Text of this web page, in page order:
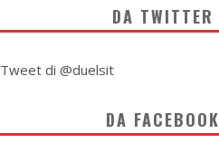
DA TWITTER
Tweet di @duelsit
DA FACEBOOK